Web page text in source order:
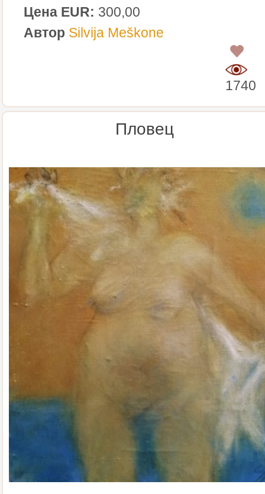
Цена EUR: 300,00
Автор Silvija Meškone
1740
Пловец